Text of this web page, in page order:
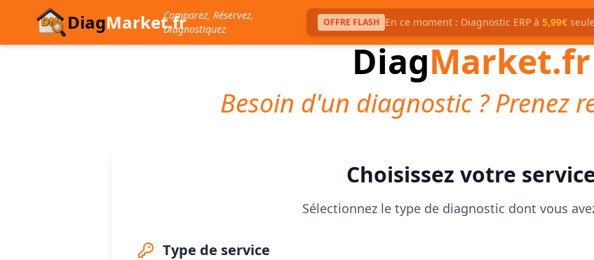
DiagMarket.frComparez, Réservez,
Diagnostiquez
OFFRE FLASH En ce moment : Diagnostic ERP à 5,99€
DiagMarket.fr
Besoin d'un diagnostic ? Prenez
Choisissez votre
Sélectionnez le type de diagnostic dont vous
Type de service